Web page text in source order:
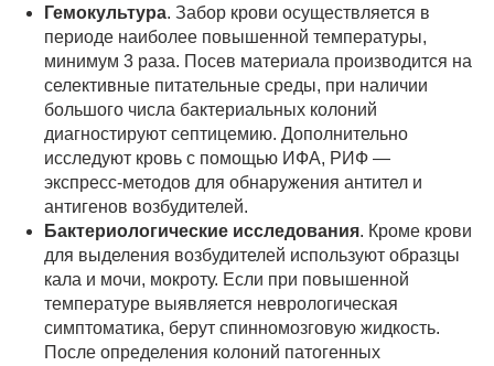
Гемокультура. Забор крови осуществляется в
периоде наиболее повышенной температуры,
минимум 3 раза. Посев материала производится на
селективные питательные среды, при наличии
большого числа бактериальных колоний
диагностируют септицемию. Дополнительно
исследуют кровь с помощью ИФА, РИФ —
экспресс-методов для обнаружения антител и
антигенов возбудителей.
Бактериологические исследования. Кроме крови
для выделения возбудителей используют образцы
кала и мочи, мокроту. Если при повышенной
температуре выявляется неврологическая
симптоматика, берут спинномозговую жидкость.
После определения колоний патогенных